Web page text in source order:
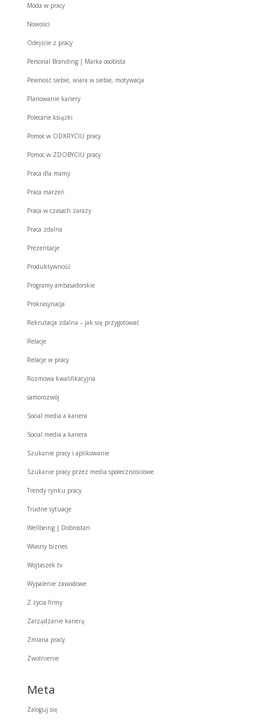
Moda w pracy
Nowości
Odejście z pracy
Personal Branding | Marka osobista
Pewność siebie, wiara w siebie, motywacja
Planowanie kariery
Polecane książki
Pomoc w ODKRYCIU pracy
Pomoc w ZDOBYCIU pracy
Praca dla mamy
Praca marzeń
Praca w czasach zarazy
Praca zdalna
Prezentacje
Produktywność
Programy ambasadorskie
Prokrasynacja
Rekrutacja zdalna – jak się przygotować
Relacje
Relacje w pracy
Rozmowa kwalifikacyjna
samorozwój
Social media a kariera
Social media a kariera
Szukanie pracy i aplikowanie
Szukanie pracy przez media społecznościowe
Trendy rynku pracy
Trudne sytuacje
Wellbeing | Dobrostan
Własny biznes
Wojtaszek.tv
Wypalenie zawodowe
Z życia firmy
Zarządzanie karierą
Zmiana pracy
Zwolnienie
Meta
Zaloguj się